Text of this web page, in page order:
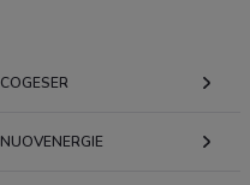
COGESER
NUOVENERGIE